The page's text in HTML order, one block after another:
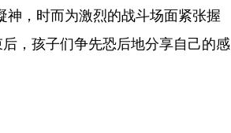
，时而为激烈的战斗场面紧张握
，孩子们争先恐后地分享自己的感